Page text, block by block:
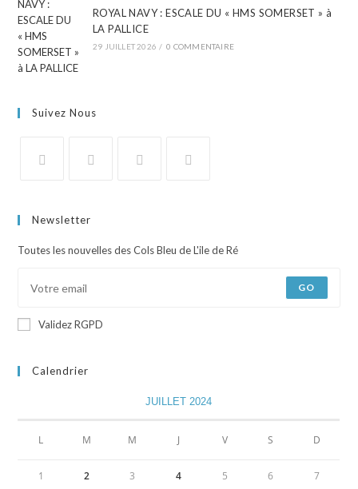
ROYAL NAVY : ESCALE DU « HMS SOMERSET » à
LA PALLICE
29 JUILLET 2026 / 0 COMMENTAIRE
Suivez Nous
Newsletter
Toutes les nouvelles des Cols Bleu de L'ile de Ré
GO
Validez RGPD
Calendrier
JUILLET 2024
L M M J V S D
1 2 3 4 5 6 7